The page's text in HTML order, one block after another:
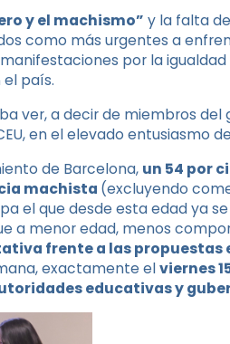
y el machismo” y la falta
como más urgentes a
por la
país.
ver, a decir de miembros del
en el elevado entusiasmo
de Barcelona, un 54 por
machista (excluyendo
el que desde esta edad ya
a menor edad, menos
frente a las propuestas
exactamente elviernes
educativas y